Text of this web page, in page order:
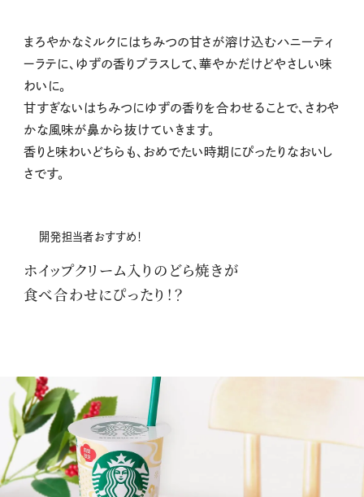
まろやかなミルクにはちみつの甘さが溶け込むハニーティ
ーラテに、ゆずの香りプラスして、華やかだけどやさしい味
わいに。
甘すぎないはちみつにゆずの香りを合わせることで、さわや
かな風味が鼻から抜けていきます。
香りと味わいどちらも、おめでたい時期にぴったりなおいし
さです。
開発担当者おすすめ！
ホイップクリーム入りのどら焼きが
食べ合わせにぴったり！？